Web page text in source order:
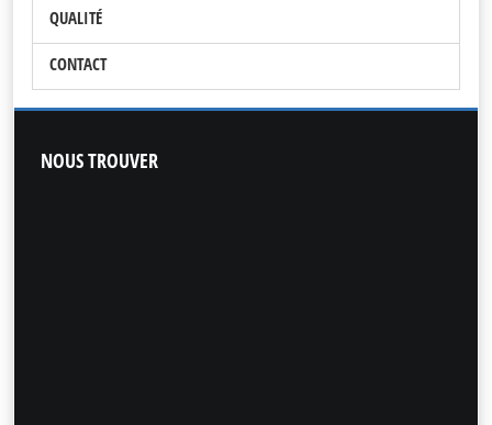
QUALITÉ
CONTACT
NOUSTROUVER